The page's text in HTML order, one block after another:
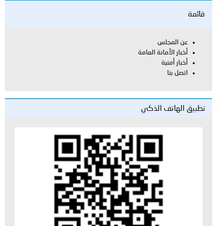
قائمة
عن المجلس
أخبار الأمانة العامة
أخبار أمنية
اتصل بنا
تطبيق الهاتف الذكي